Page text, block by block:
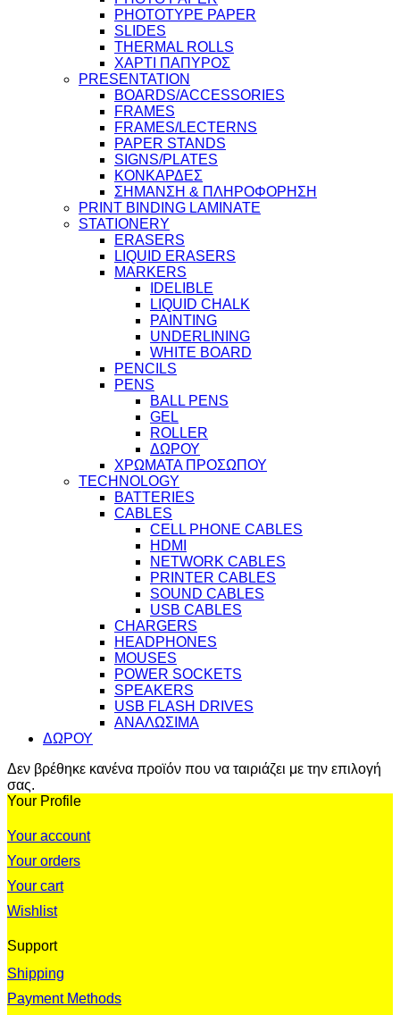
PHOTOTYPE PAPER
SLIDES
THERMAL ROLLS
ΧΑΡΤΙ ΠΑΠΥΡΟΣ
PRESENTATION
BOARDS/ACCESSORIES
FRAMES
FRAMES/LECTERNS
PAPER STANDS
SIGNS/PLATES
ΚΟΝΚΑΡΔΕΣ
ΣΗΜΑΝΣΗ & ΠΛΗΡΟΦΟΡΗΣΗ
PRINT BINDING LAMINATE
STATIONERY
ERASERS
LIQUID ERASERS
MARKERS
IDELIBLE
LIQUID CHALK
PAINTING
UNDERLINING
WHITE BOARD
PENCILS
PENS
BALL PENS
GEL
ROLLER
ΔΩΡΟΥ
ΧΡΩΜΑΤΑ ΠΡΟΣΩΠΟΥ
TECHNOLOGY
BATTERIES
CABLES
CELL PHONE CABLES
HDMI
NETWORK CABLES
PRINTER CABLES
SOUND CABLES
USB CABLES
CHARGERS
HEADPHONES
MOUSES
POWER SOCKETS
SPEAKERS
USB FLASH DRIVES
ΑΝΑΛΩΣΙΜΑ
ΔΩΡΟΥ
Δεν βρέθηκε κανένα προϊόν που να ταιριάζει με την επιλογή
σας.
Your Profile
Your account
Your orders
Your cart
Wishlist
Support
Shipping
Payment Methods